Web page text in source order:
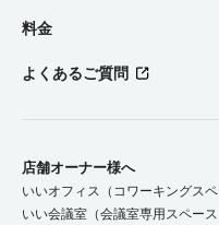
料金
よくあるご質問
店舗オーナー様へ
いいオフィス（コワーキングス
いい会議室（会議室専用スペー